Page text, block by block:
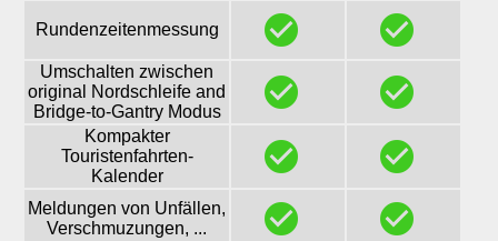
Rundenzeitenmessung
Umschalten zwischen
original Nordschleife and
Bridge-to-Gantry Modus
Kompakter
Touristenfahrten-
Kalender
Meldungen von Unfällen,
Verschmuzungen, ...